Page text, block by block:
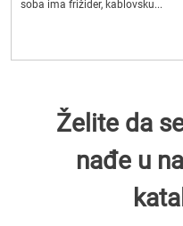
soba ima frižider, kablovsku...
Želite da
nađe u